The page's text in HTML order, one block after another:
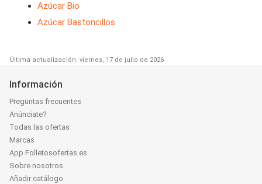
Azúcar Bio
Azúcar Bastoncillos
Última actualización: viernes, 17 de julio de 2026
Información
Preguntas frecuentes
Anúnciate?
Todas las ofertas
Marcas
App Folletosofertas.es
Sobre nosotros
Añadir catálogo